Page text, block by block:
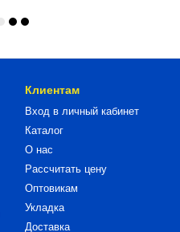
Клиентам
Вход в личный кабинет
Каталог
О нас
Рассчитать цену
Оптовикам
Укладка
Доставка